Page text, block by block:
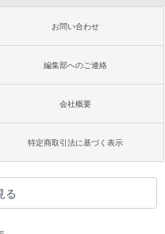
お問い合わせ
編集部へのご連絡
会社概要
特定商取引法に基づく表示
る